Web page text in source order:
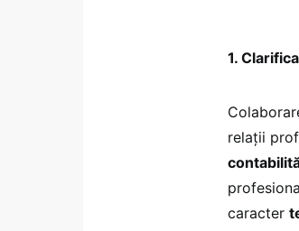
1.
relații
caracter